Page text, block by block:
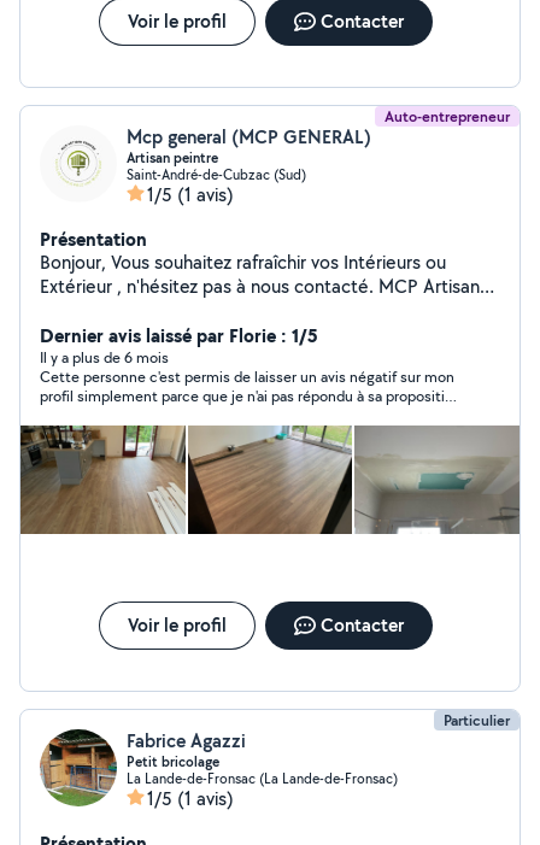
Voir le profil Contacter
Auto-entrepreneur
Mcp general (MCP GENERAL)
Artisan peintre
Saint-André-de-Cubzac (Sud)
1/5 (1 avis)
Présentation
Bonjour, Vous souhaitez rafraîchir vos Intérieurs ou
Extérieur , n'hésitez pas à nous contacté. MCP Artisan
devis détaillé. N'hésitez pas à visitez notre page
Facebook. Devis gratuit Intérieur / Extérieur Dégâts des
eaux Sol souple / parquet flottant Rénovation parquet
massif Ravalement de façade Peinture Décoration
NEUF ou RÉNO Travail soignée et livrée dans les délais
requis. RC + Assurance décennale
Dernier avis laissé par Florie : 1/5
Il y a plus de 6 mois
Cette personne c'est permis de laisser un avis négatif sur mon
profil simplement parce que je n'ai pas répondu à sa proposition
demande d'aide...) Je ne vois pas ce qu'il peut y avoir de
professionnel dans cette attitude!!! C'est honteux !
Voir le profil Contacter
Particulier
Fabrice Agazzi
Petit bricolage
La Lande-de-Fronsac (La Lande-de-Fronsac)
1/5 (1 avis)